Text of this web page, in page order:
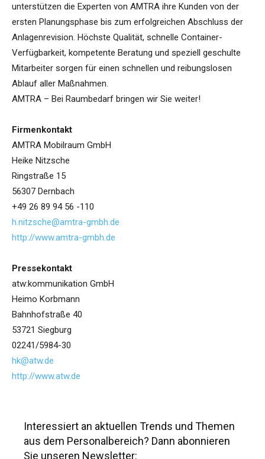
unterstützen die Experten von AMTRA ihre Kunden von der
ersten Planungsphase bis zum erfolgreichen Abschluss der
Anlagenrevision. Höchste Qualität, schnelle Container-
Verfügbarkeit, kompetente Beratung und speziell geschulte
Mitarbeiter sorgen für einen schnellen und reibungslosen
Ablauf aller Maßnahmen.
AMTRA – Bei Raumbedarf bringen wir Sie weiter!
Firmenkontakt
AMTRA Mobilraum GmbH
Heike Nitzsche
Ringstraße 15
56307 Dernbach
+49 26 89 94 56 -110
h.nitzsche@amtra-gmbh.de
http://www.amtra-gmbh.de
Pressekontakt
atw:kommunikation GmbH
Heimo Korbmann
Bahnhofstraße 40
53721 Siegburg
02241/5984-30
hk@atw.de
http://www.atw.de
Interessiert an aktuellen Trends und Themen
aus dem Personalbereich? Dann abonnieren
Sie unseren Newsletter: